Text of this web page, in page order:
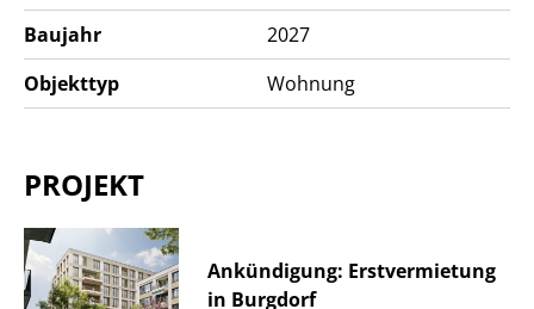
Baujahr
2027
Objekttyp
Wohnung
PROJEKT
Ankündigung: Erstvermietung
in Burgdorf